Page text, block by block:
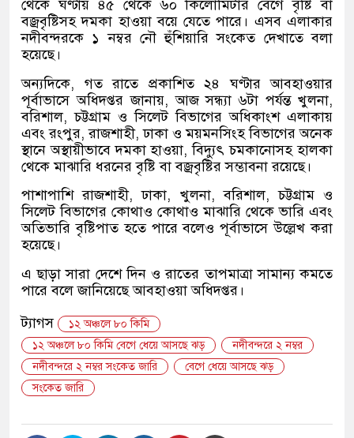
থেকে ঘণ্টায় ৪৫ থেকে ৬০ কিলোমিটার বেগে বৃষ্টি বা
বজ্রবৃষ্টিসহ দমকা হাওয়া বয়ে যেতে পারে। এসব এলাকার
নদীবন্দরকে ১ নম্বর নৌ হুঁশিয়ারি সংকেত দেখাতে বলা
হয়েছে।
অন্যদিকে, গত রাতে প্রকাশিত ২৪ ঘণ্টার আবহাওয়ার
পূর্বাভাসে অধিদপ্তর জানায়, আজ সন্ধ্যা ৬টা পর্যন্ত খুলনা,
বরিশাল, চট্টগ্রাম ও সিলেট বিভাগের অধিকাংশ এলাকায়
এবং রংপুর, রাজশাহী, ঢাকা ও ময়মনসিংহ বিভাগের অনেক
স্থানে অস্থায়ীভাবে দমকা হাওয়া, বিদ্যুৎ চমকানোসহ হালকা
থেকে মাঝারি ধরনের বৃষ্টি বা বজ্রবৃষ্টির সম্ভাবনা রয়েছে।
পাশাপাশি রাজশাহী, ঢাকা, খুলনা, বরিশাল, চট্টগ্রাম ও
সিলেট বিভাগের কোথাও কোথাও মাঝারি থেকে ভারি এবং
অতিভারি বৃষ্টিপাত হতে পারে বলেও পূর্বাভাসে উল্লেখ করা
হয়েছে।
এ ছাড়া সারা দেশে দিন ও রাতের তাপমাত্রা সামান্য কমতে
পারে বলে জানিয়েছে আবহাওয়া অধিদপ্তর।
ট্যাগস
১২ অঞ্চলে ৮০ কিমি
১২ অঞ্চলে ৮০ কিমি বেগে ধেয়ে আসছে ঝড়
নদীবন্দরে ২ নম্বর
নদীবন্দরে ২ নম্বর সংকেত জারি
বেগে ধেয়ে আসছে ঝড়
সংকেত জারি